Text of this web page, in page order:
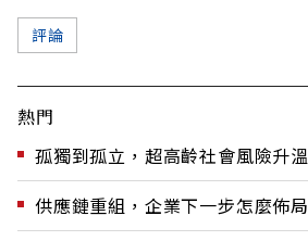
評論
熱門
孤獨到孤立，超高齡社會風險升溫
供應鏈重組，企業下一步怎麼佈局